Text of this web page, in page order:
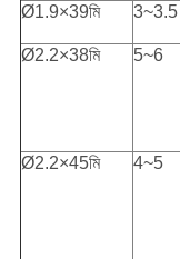
Ø1.9×39মি 3~3.5
Ø2.2×38মি 5~6
Ø2.2×45মি 4~5